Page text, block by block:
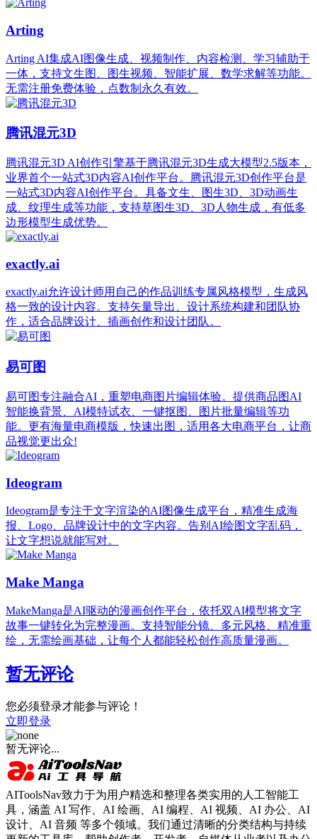
Arting
Arting AI集成AI图像生成、视频制作、内容检测、学习辅助于
一体，支持文生图、图生视频、智能扩展、数学求解等功能。
无需注册免费体验，点数制永久有效。
腾讯混元3D
腾讯混元3D AI创作引擎基于腾讯混元3D生成大模型2.5版本，
业界首个一站式3D内容AI创作平台。腾讯混元3D创作平台是
一站式3D内容AI创作平台。具备文生、图生3D、3D动画生
成、纹理生成等功能，支持草图生3D、3D人物生成，有低多
边形模型生成优势。
exactly.ai
exactly.ai允许设计师用自己的作品训练专属风格模型，生成风
格一致的设计内容。支持矢量导出、设计系统构建和团队协
作，适合品牌设计、插画创作和设计团队。
易可图
易可图专注融合AI，重塑电商图片编辑体验。提供商品图AI
智能换背景、AI模特试衣、一键抠图、图片批量编辑等功
能。更有海量电商模版，快速出图，适用各大电商平台，让商
品视觉更出众!
Ideogram
Ideogram是专注于文字渲染的AI图像生成平台，精准生成海
报、Logo、品牌设计中的文字内容。告别AI绘图文字乱码，
让文字想说就能写对。
Make Manga
MakeManga是AI驱动的漫画创作平台，依托双AI模型将文字
故事一键转化为完整漫画。支持智能分镜、多元风格、精准重
绘，无需绘画基础，让每个人都能轻松创作高质量漫画。
暂无评论
您必须登录才能参与评论！
立即登录
暂无评论...
AIToolsNav致力于为用户精选和整理各类实用的人工智能工
具，涵盖 AI 写作、AI 绘画、AI 编程、AI 视频、AI 办公、AI
设计、AI 音频 等多个领域。我们通过清晰的分类结构与持续